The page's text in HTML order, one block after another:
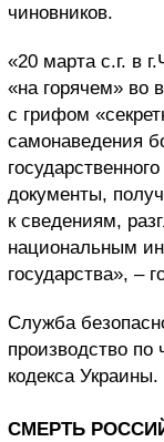
чиновников.
«20 марта с.г. в
«на горячем» во
с грифом
самонаведения
документы,
к сведениям,
национальным
государства», –
Служба
производство по
кодекса Украины.
СМЕРТЬ